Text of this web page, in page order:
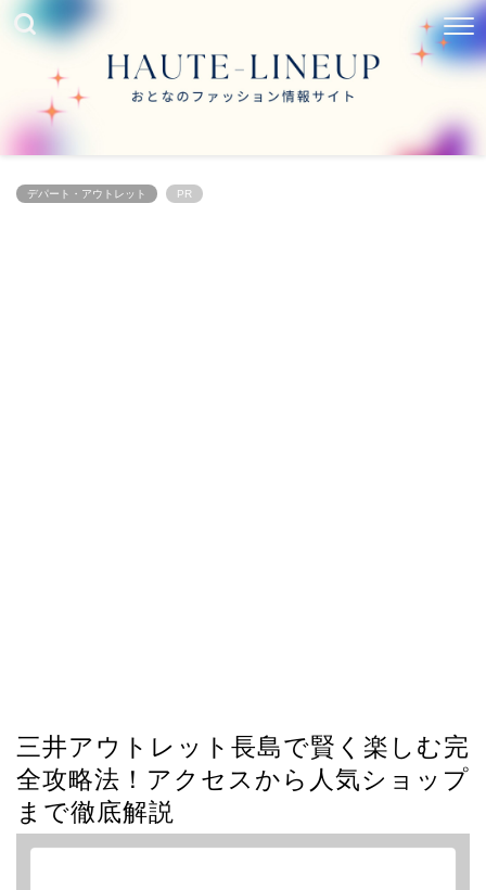
デパート・アウトレット PR
三井アウトレット長島で賢く楽しむ完
全攻略法！アクセスから人気ショップ
まで徹底解説